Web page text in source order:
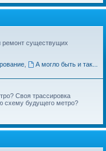
ремонт существущих
,
А могло быть и так...
Своя трассировка
схему будущего метро?